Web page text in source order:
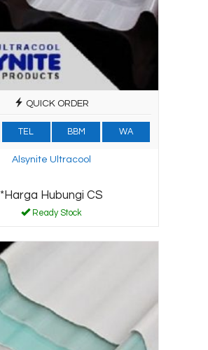
QUICK ORDER
TEL BBM WA
Alsynite Ultracool
*Harga Hubungi CS
Ready Stock